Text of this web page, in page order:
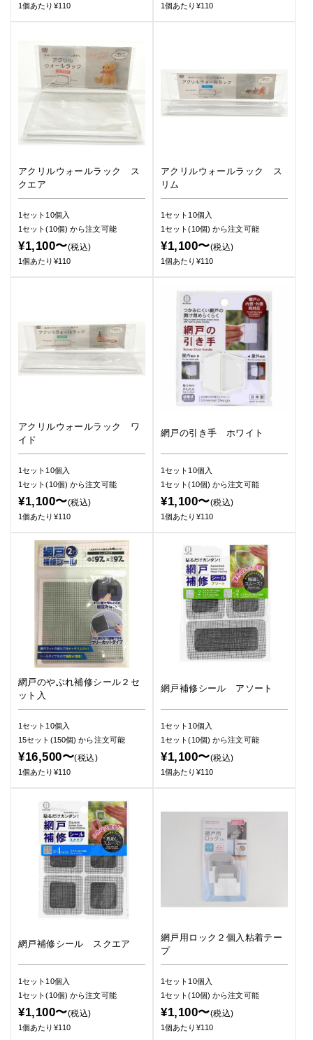
1個あたり¥110 1個あたり¥110
アクリルウォールラック ス
クエア
1セット10個入
1セット(10個)から注文可能
¥1,100〜(税込)
1個あたり¥110
アクリルウォールラック ス
リム
1セット10個入
1セット(10個)から注文可能
¥1,100〜(税込)
1個あたり¥110
アクリルウォールラック ワ
イド
1セット10個入
1セット(10個)から注文可能
¥1,100〜(税込)
1個あたり¥110
網戸の引き手 ホワイト
1セット10個入
1セット(10個)から注文可能
¥1,100〜(税込)
1個あたり¥110
網戸のやぶれ補修シール２セ
ット入
1セット10個入
15セット(150個)から注文可能
¥16,500〜(税込)
1個あたり¥110
網戸補修シール アソート
1セット10個入
1セット(10個)から注文可能
¥1,100〜(税込)
1個あたり¥110
網戸補修シール スクエア
1セット10個入
1セット(10個)から注文可能
¥1,100〜(税込)
1個あたり¥110
網戸用ロック２個入粘着テー
プ
1セット10個入
1セット(10個)から注文可能
¥1,100〜(税込)
1個あたり¥110